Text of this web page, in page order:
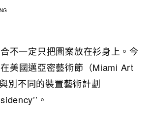
不一定只把圖案放在衫身上。今
美國邁亞密藝術節（Miami Art
別不同的裝置藝術計劃
。